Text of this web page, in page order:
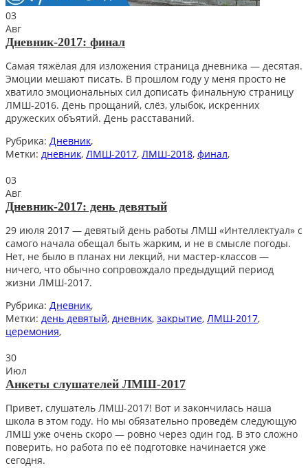
03
Авг
Дневник-2017: финал
Самая тяжёлая для изложения страница дневника — десятая.
Эмоции мешают писать. В прошлом году у меня просто не
хватило эмоциональных сил дописать финальную страницу
ЛМШ-2016. День прощаний, слёз, улыбок, искренних
дружеских объятий. День расставаний.
Рубрика: Дневник,
Метки: дневник, ЛМШ-2017, ЛМШ-2018, финал,
03
Авг
Дневник-2017: день девятый
29 июля 2017 — девятый день работы ЛМШ «Интеллектуал» с
самого начала обещал быть жарким, и не в смысле погоды.
Нет, не было в планах ни лекций, ни мастер-классов —
ничего, что обычно сопровождало предыдущий период
жизни ЛМШ-2017.
Рубрика: Дневник,
Метки: день девятый, дневник, закрытие, ЛМШ-2017,
церемония,
30
Июл
Анкеты слушателей ЛМШ-2017
Привет, слушатель ЛМШ-2017! Вот и закончилась наша
школа в этом году. Но мы обязательно проведём следующую
ЛМШ уже очень скоро — ровно через один год. В это сложно
поверить, но работа по её подготовке начинается уже
сегодня.